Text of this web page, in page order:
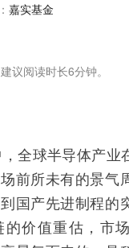
嘉实基金
议阅读时长6分钟。
全球半导体产业
前所未有的景气
国产先进制程的
价值重估，市